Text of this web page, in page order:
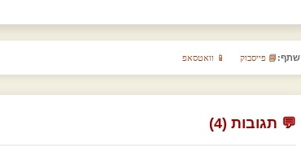
שתף: 📘 פייסבוק 📱 וואטסאפ
💬 תגובות (4)